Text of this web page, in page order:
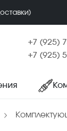
)
+7 (925)
+7 (925)